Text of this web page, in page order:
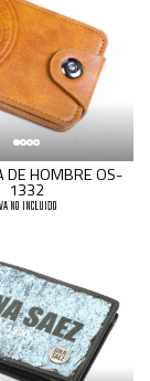
DE HOMBRE OS-
1332
NO INCLUIDO